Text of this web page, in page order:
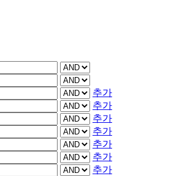
추가
추가
추가
추가
추가
추가
추가